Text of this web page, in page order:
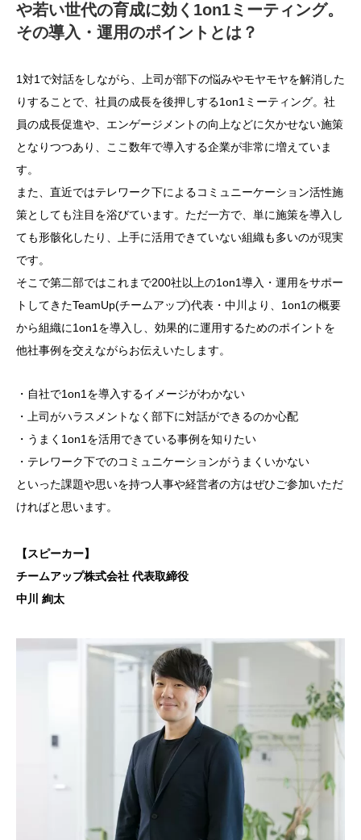
や若い世代の育成に効く1on1ミーティング。
その導入・運用のポイントとは？
1対1で対話をしながら、上司が部下の悩みやモヤモヤを解消した
りすることで、社員の成長を後押しする1on1ミーティング。社
員の成長促進や、エンゲージメントの向上などに欠かせない施策
となりつつあり、ここ数年で導入する企業が非常に増えていま
す。
また、直近ではテレワーク下によるコミュニーケーション活性施
策としても注目を浴びています。ただ一方で、単に施策を導入し
ても形骸化したり、上手に活用できていない組織も多いのが現実
です。
そこで第二部ではこれまで200社以上の1on1導入・運用をサポー
トしてきたTeamUp(チームアップ)代表・中川より、1on1の概要
から組織に1on1を導入し、効果的に運用するためのポイントを
他社事例を交えながらお伝えいたします。
・自社で1on1を導入するイメージがわかない
・上司がハラスメントなく部下に対話ができるのか心配
・うまく1on1を活用できている事例を知りたい
・テレワーク下でのコミュニケーションがうまくいかない
といった課題や思いを持つ人事や経営者の方はぜひご参加いただ
ければと思います。
【スピーカー】
チームアップ株式会社 代表取締役
中川 絢太